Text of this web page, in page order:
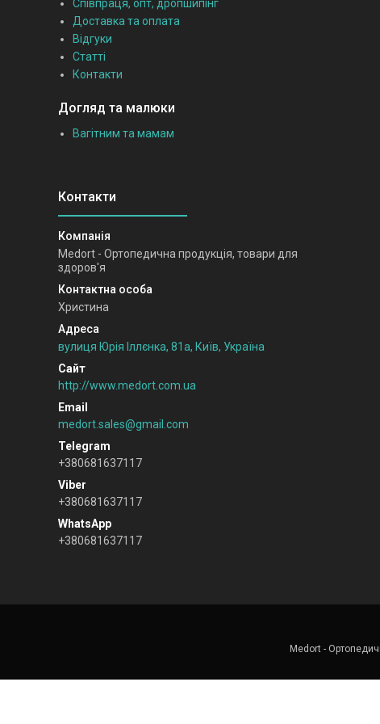
Співпраця, опт, дропшипінг
Доставка та оплата
Відгуки
Статті
Контакти
Догляд та малюки
Вагітним та мамам
Medort - Ортопедична продукція, товари для
здоров'я
Христина
вулиця Юрія Іллєнка, 81а, Київ, Україна
http://www.medort.com.ua
medort.sales@gmail.com
+380681637117
+380681637117
+380681637117